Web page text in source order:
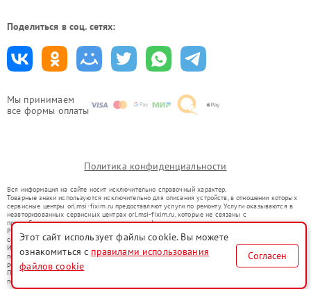
Мы принимаем
все формы оплаты
Поделиться в соц. сетях:
Политика конфиденциальности
Вся информация на сайте носит исключительно справочный характер.
Товарные знаки используются исключительно для описания устройств, в отношении которых
сервисные центры orl.msi-fixim.ru предоставляют услуги по ремонту. Услуги оказываются в
неавторизованных сервисных центрах orl.msi-fixim.ru, которые не связаны с
правообладателями товарных знаков или их официальными представителями.
Ремонт осуществляется для устройств, уже введенных в гражданский оборот в соответствии
со статьей 1487 ГК РФ.
Использование товарных знаков не преследует цели индивидуализации услуг или введения
потребителей в заблуждение, а служит для информирования о предоставляемых услугах по
ремонту техники указанных брендов.
Представленная на сайте информация не является публичной офертой, определяемой
положениями Статьи 437(2) Гражданского кодекса РФ
Этот сайт использует файлы cookie. Вы можете
ознакомиться с правилами использования
файлов cookie
Согласен